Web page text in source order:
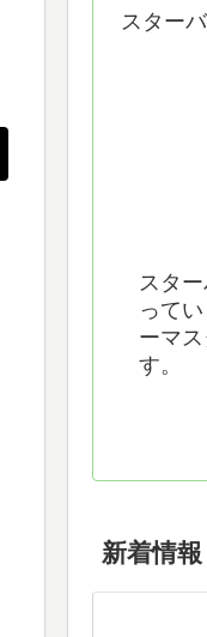
スター
スタ
って
ーマ
す。
新着情報